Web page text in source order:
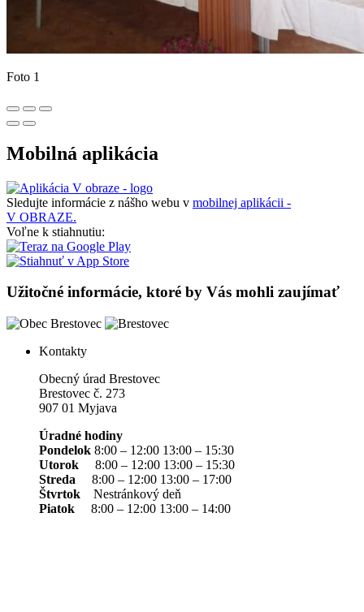
Foto 1
Mobilná aplikácia
Sledujte informácie z nášho webu v mobilnej aplikácii -
V OBRAZE.
Voľne k stiahnutiu:
Užitočné informácie, ktoré by Vás mohli zaujímať
Kontakty
Obecný úrad Brestovec
Brestovec č. 273
907 01 Myjava
Úradné hodiny
Pondelok 8:00 – 12:00 13:00 – 15:30
Utorok 8:00 – 12:00 13:00 – 15:30
Streda 8:00 – 12:00 13:00 – 17:00
Štvrtok Nestránkový deň
Piatok 8:00 – 12:00 13:00 – 14:00